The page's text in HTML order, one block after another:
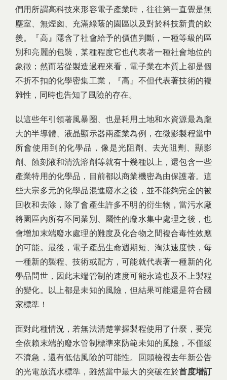
們用所謂高科技來形容電子產業時，往往第一直覺是無
塵室、無煙囪、充滿綠蔭的園區以及對於科技新貴的欽
羨。『高』隱含了社會給予的價值判斷，一種等級的區
別和亮麗的包裝，某種程度它也代表著一種社會地位的
象徵；然而若從製造過程來看，電子業在本質上卻是個
不折不扣的化學密集工業，『高』不但代表著技術的複
雜性，同時也告知了風險的存在。
以這些年引領著風暴圈、也是耗用土地和水資源最為龐
大的半導體、液晶顯示器兩產業為例，在微影製程當中
所會使用到的化學品，像是光阻劑、去光阻劑、顯影
劑、蝕刻液和清洗溶劑等就有十幾種以上，還包含一些
產業特用的化學品，目前都以商業機密為由保護著。這
些大宗多元的化學品混進廢水之後，並不能夠完全的被
回收和去除，除了會產生許多不明的衍生物，當污水廠
將園區內所有不同業別、屬性的廢水集中處理之後，也
會增加末端廢水處理的難度及化合物之間複合毒性效應
的可能。最後，電子產品生命週期短、淘汰速度快，每
一種新的製程、技術或配方，可能就代表著一種新的化
學品問世，因此末端管制的速度可能永遠也及不上製程
的變化。以上都是未知的風險，但結果可能還是符合國
家標準！
面對此種情況，若無法清楚掌握製程使用了什麼，要完
全依賴末端的廢水管制標準來防範未知的風險，不僅緩
不濟急，還有低估風險的可能性。回頭檢視去年新公告
的光電放流水標準，雖然當中最大的突破在於首度增訂